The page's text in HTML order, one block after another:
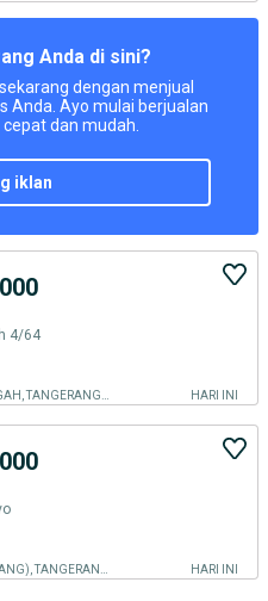
Anda di sini?
dengan menjual
Anda. Ayo mulai berjualan
dan mudah.
iklan
4/64
HARI INI
HARI INI